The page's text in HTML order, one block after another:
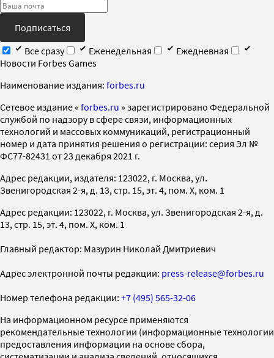
Подписаться
Все сразу
Еженедельная
Ежедневная
Новости Forbes Games
Наименование издания: forbes.ru
Cетевое издание « forbes.ru » зарегистрировано Федеральной
службой по надзору в сфере связи, информационных
технологий и массовых коммуникаций, регистрационный
номер и дата принятия решения о регистрации: серия Эл №
ФС77-82431 от 23 декабря 2021 г.
Адрес редакции, издателя: 123022, г. Москва, ул.
Звенигородская 2-я, д. 13, стр. 15, эт. 4, пом. X, ком. 1
Адрес редакции: 123022, г. Москва, ул. Звенигородская 2-я, д.
13, стр. 15, эт. 4, пом. X, ком. 1
Главный редактор: Мазурин Николай Дмитриевич
Адрес электронной почты редакции: press-release@forbes.ru
Номер телефона редакции: +7 (495) 565-32-06
На информационном ресурсе применяются
рекомендательные технологии (информационные технологии
предоставления информации на основе сбора,